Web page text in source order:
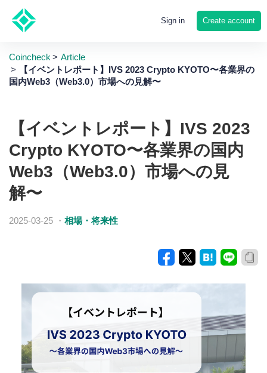
Sign in Create account
Coincheck
Article
【イベントレポート】IVS 2023 Crypto KYOTO〜各業界の
国内Web3（Web3.0）市場への見解〜
【イベントレポート】IVS 2023
Crypto KYOTO〜各業界の国内
Web3（Web3.0）市場への見
解〜
2025-03-25 ・ 相場・将来性